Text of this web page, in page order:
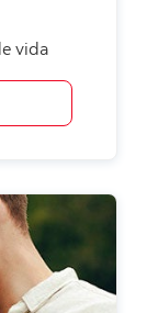
vida